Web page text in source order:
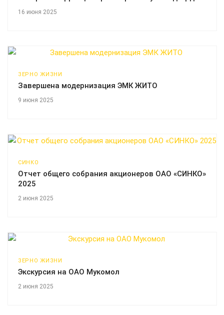
16 июня 2025
ЗЕРНО ЖИЗНИ
Завершена модернизация ЭМК ЖИТО
9 июня 2025
СИНКО
Отчет общего собрания акционеров ОАО «СИНКО»
2025
2 июня 2025
ЗЕРНО ЖИЗНИ
Экскурсия на ОАО Мукомол
2 июня 2025